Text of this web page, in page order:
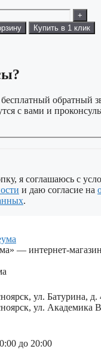
+
Купить в 1 клик
бесплатный обратный
с вами и
я соглашаюсь с
и даю согласие на
.
— интернет-
ул. Батурина, д.
ул. Академика
до 20:00